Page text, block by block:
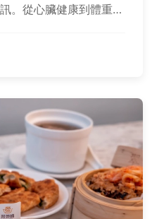
。從心臟健康到體重管
的讀者參考。